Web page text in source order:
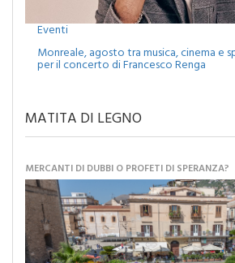
Eventi
Monreale, agosto tra musica, cinema e
per il concerto di Francesco Renga
MATITA DI LEGNO
MERCANTI DI DUBBI O PROFETI DI SPERANZA?